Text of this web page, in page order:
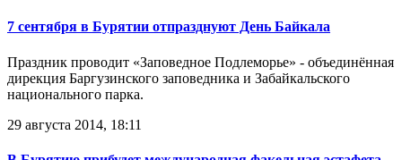
7 сентября в Бурятии отпразднуют День Байкала
Праздник проводит «Заповедное Подлеморье» - объединённая
дирекция Баргузинского заповедника и Забайкальского
национального парка.
29 августа 2014, 18:11